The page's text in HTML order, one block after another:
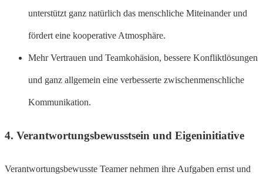
unterstützt ganz natürlich das menschliche Miteinander und
fördert eine kooperative Atmosphäre.
Mehr Vertrauen und Teamkohäsion, bessere Konfliktlösungen
und ganz allgemein eine verbesserte zwischenmenschliche
Kommunikation.
4. Verantwortungsbewusstsein und Eigeninitiative
Verantwortungsbewusste Teamer nehmen ihre Aufgaben ernst und